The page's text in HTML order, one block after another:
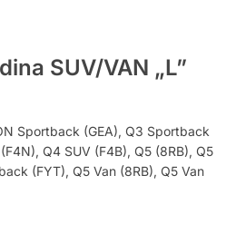
SUV/VAN „L”
Sportback (GEA), Q3 Sportback
Q4 SUV (F4B), Q5 (8RB), Q5
(FYT), Q5 Van (8RB), Q5 Van